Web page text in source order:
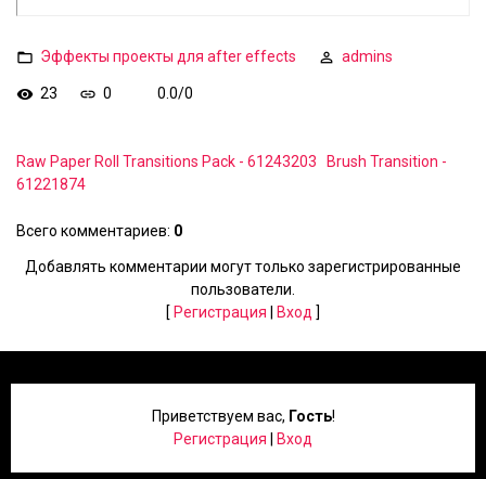
Эффекты проекты для after effects admins
23 0 0.0/0
Raw Paper Roll Transitions Pack - 61243203
Brush Transition -
61221874
Всего комментариев: 0
Добавлять комментарии могут только зарегистрированные
пользователи.
[ Регистрация Вход ]
Приветствуем вас, Гость!
Регистрация
Вход